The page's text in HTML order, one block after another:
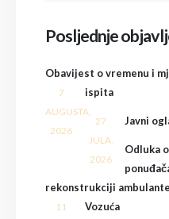
Posljednje
Obavijest o vremenu i
ispita
7
AUGUSTA,
2026
Javni
27
JULA,
2026
Odluka
rekonstrukciji
Vozuća
11